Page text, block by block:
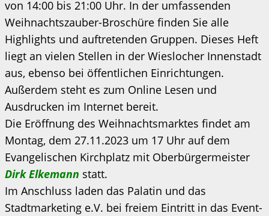
von 14:00 bis 21:00 Uhr. In der umfassenden
Weihnachtszauber-Broschüre finden Sie alle
Highlights und auftretenden Gruppen. Dieses Heft
liegt an vielen Stellen in der Wieslocher Innenstadt
aus, ebenso bei öffentlichen Einrichtungen.
Außerdem steht es zum Online Lesen und
Ausdrucken im Internet bereit.
Die Eröffnung des Weihnachtsmarktes findet am
Montag, dem 27.11.2023 um 17 Uhr auf dem
Evangelischen Kirchplatz mit Oberbürgermeister
Dirk Elkemann statt.
Im Anschluss laden das Palatin und das
Stadtmarketing e.V. bei freiem Eintritt in das Event-